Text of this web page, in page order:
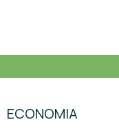
ECONOMIA